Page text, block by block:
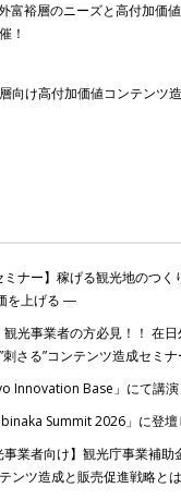
富裕層のニーズと高付加価
！
向け高付加価値コンテンツ
ミナー】稼げる観光地のつ
を上げる ―
観光事業者の方必見！！ 在
さる”コンテンツ造成セミナ
Innovation Base」にて講演
Summit 2026」に登壇
事業者向け】観光庁事業補
ンツ造成と販売促進戦略とは